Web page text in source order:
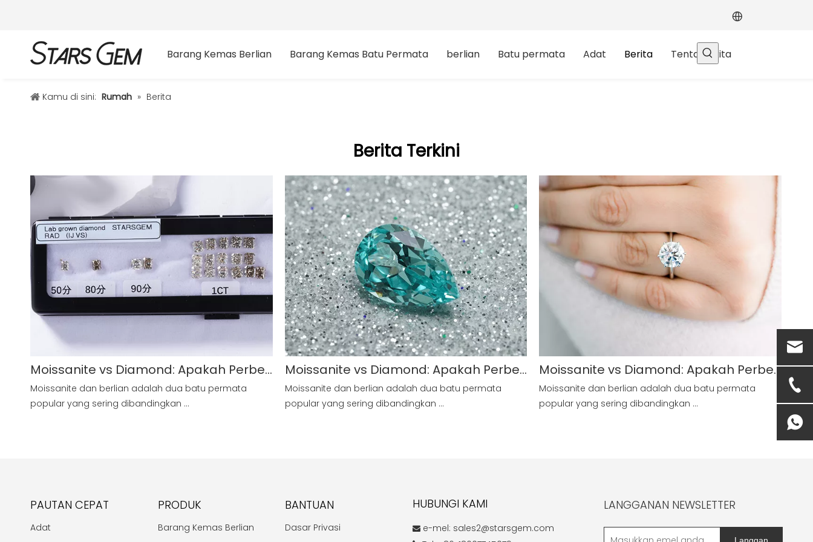
Barang Kemas Berlian Barang Kemas Batu Permata berlian Batu permata Adat Berita Tentang kita
Kamu di sini: Rumah » Berita
Berita Terkini
Moissanite vs Diamond: Apakah Perbezaannya?
Moissanite dan berlian adalah dua batu permata
popular yang sering dibandingkan ...
Moissanite vs Diamond: Apakah Perbezaannya?
Moissanite dan berlian adalah dua batu permata
popular yang sering dibandingkan ...
Moissanite vs Diamond: Apakah Perbezaannya?
Moissanite dan berlian adalah dua batu permata
popular yang sering dibandingkan ...
PAUTAN CEPAT
Adat
PRODUK
Barang Kemas Berlian
BANTUAN
Dasar Privasi
HUBUNGI KAMI
e-mel: sales2@starsgem.com
LANGGANAN NEWSLETTER